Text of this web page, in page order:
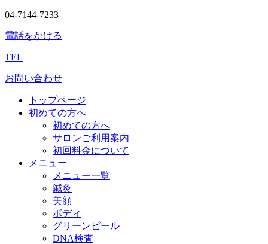
04-7144-7233
電話をかける
TEL
お問い合わせ
トップページ
初めての方へ
初めての方へ
サロンご利用案内
初回料金について
メニュー
メニュー一覧
鍼灸
美顔
ボディ
グリーンピール
DNA検査